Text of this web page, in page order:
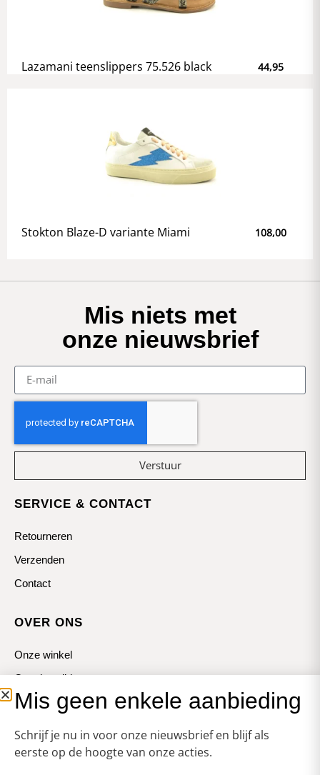
Lazamani teenslippers 75.526 black 44,95
Stokton Blaze-D variante Miami 108,00
Mis niets met
onze nieuwsbrief
Verstuur
SERVICE & CONTACT
Retourneren
Verzenden
Contact
OVER ONS
Onze winkel
Openingstijden
Koopzondagen
Mis geen enkele aanbieding
Schrijf je nu in voor onze nieuwsbrief en blijf als
eerste op de hoogte van onze acties.